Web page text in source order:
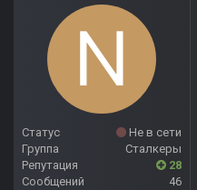
Статус
Не в сети
Группа
Сталкеры
Репутация
28
Сообщений
46